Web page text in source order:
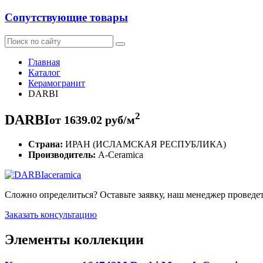
Сопутствующие товары
Главная
Каталог
Керамогранит
DARBI
DARBIот 1639.02 руб/м2
Страна: ИРАН (ИСЛАМСКАЯ РЕСПУБЛИКА)
Производитель: A-Ceramica
Сложно определиться? Оставьте заявку, наш менеджер
Заказать консультацию
Элементы коллекции